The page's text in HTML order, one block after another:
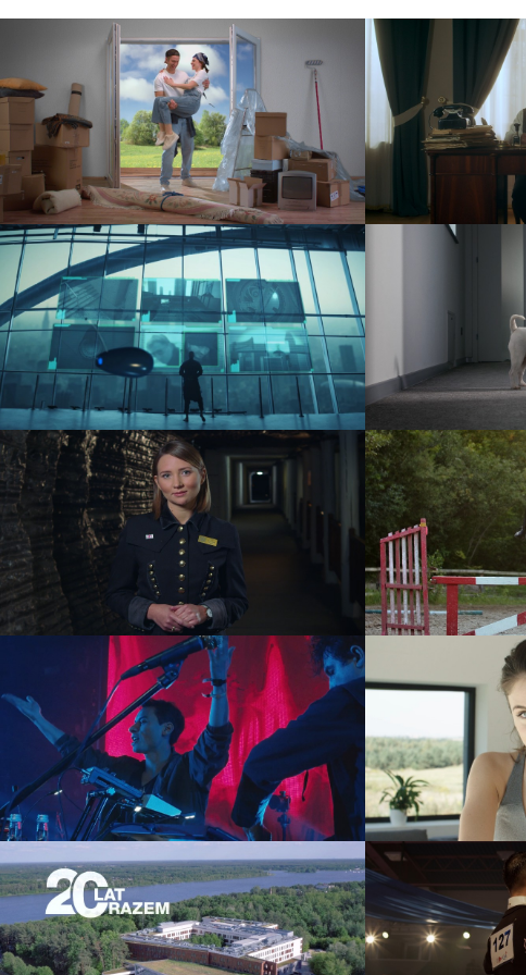
Kapica – Zaufanie na lata
reklama
Korbowód – Clean Out
teledysk
Kopalnia Soli “Wieliczka” –
Przewodnicy
reklama
KAMP! Live
event teledysk
Getin Leasing – 20-lecie
event
Galen